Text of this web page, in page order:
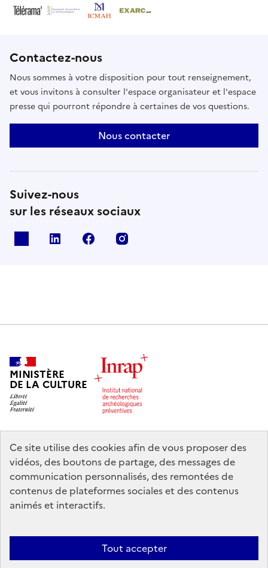
Ce site utilise des cookies afin de vous proposer des
vidéos, des boutons de partage, des messages de
communication personnalisés, des remontées de
contenus de plateformes sociales et des contenus
animés et interactifs.
Tout accepter
Contactez-nous
Nous sommes à votre disposition pour tout renseignement,
et vous invitons à consulter l'espace organisateur et l'espace
presse qui pourront répondre à certaines de vos questions.
Nous contacter
Suivez-nous
sur les réseaux sociaux
Linkedin Facebook
MINISTÈRE
DE LA CULTURE
legifrance.gouv.fr
info.gouv.fr
service-public.gouv.fr
data.gouv.fr
Nous contacter Mentions légales
Accessibilité : partiellement
Politique d’utilisation des témoins de connexion (cookies)